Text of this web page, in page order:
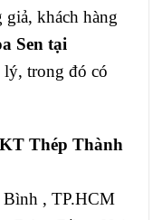
giả, khách hàng
Sen tại
lý, trong đó có
Thép Thành
, TP.HCM